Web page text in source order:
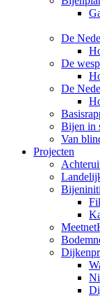
De
De
De
Bijen in
Van
Projecten